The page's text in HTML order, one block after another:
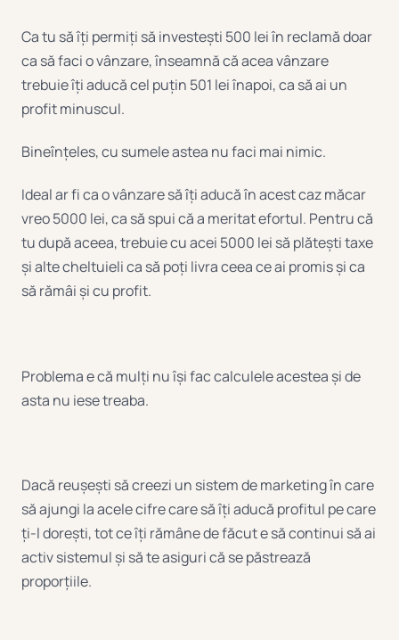
Ca tu să îți permiți să investești 500 lei în reclamă doar
ca să faci o vânzare, înseamnă că acea vânzare
trebuie îți aducă cel puțin 501 lei înapoi, ca să ai un
profit minuscul.
Bineînțeles, cu sumele astea nu faci mai nimic.
Ideal ar fi ca o vânzare să îți aducă în acest caz măcar
vreo 5000 lei, ca să spui că a meritat efortul. Pentru că
tu după aceea, trebuie cu acei 5000 lei să plătești taxe
și alte cheltuieli ca să poți livra ceea ce ai promis și ca
să rămâi și cu profit.
Problema e că mulți nu își fac calculele acestea și de
asta nu iese treaba.
Dacă reușești să creezi un sistem de marketing în care
să ajungi la acele cifre care să îți aducă profitul pe care
ți-l dorești, tot ce îți rămâne de făcut e să continui să ai
activ sistemul și să te asiguri că se păstrează
proporțiile.